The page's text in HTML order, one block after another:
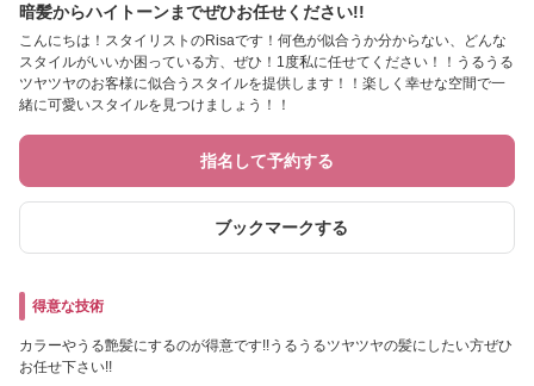
暗髪からハイトーンまでぜひお任せください!!
こんにちは！スタイリストのRisaです！何色が似合うか分からない、どんな
スタイルがいいか困っている方、ぜひ！1度私に任せてください！！うるうる
ツヤツヤのお客様に似合うスタイルを提供します！！楽しく幸せな空間で一
緒に可愛いスタイルを見つけましょう！！
指名して予約する
ブックマークする
得意な技術
カラーやうる艶髪にするのが得意です!!うるうるツヤツヤの髪にしたい方ぜひ
お任せ下さい!!